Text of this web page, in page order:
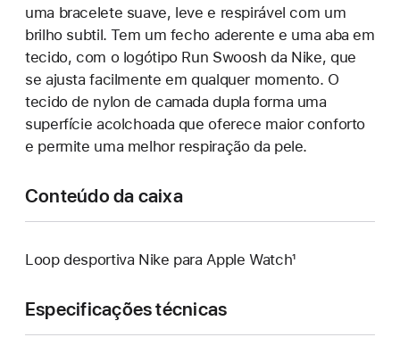
uma bracelete suave, leve e respirável com um
brilho subtil. Tem um fecho aderente e uma aba em
tecido, com o logótipo Run Swoosh da Nike, que
se ajusta facilmente em qualquer momento. O
tecido de nylon de camada dupla forma uma
superfície acolchoada que oferece maior conforto
e permite uma melhor respiração da pele.
Conteúdo da caixa
Loop desportiva Nike para Apple Watch¹
Especificações técnicas